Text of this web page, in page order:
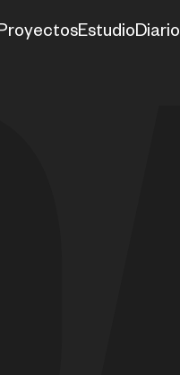
EstudioDiario